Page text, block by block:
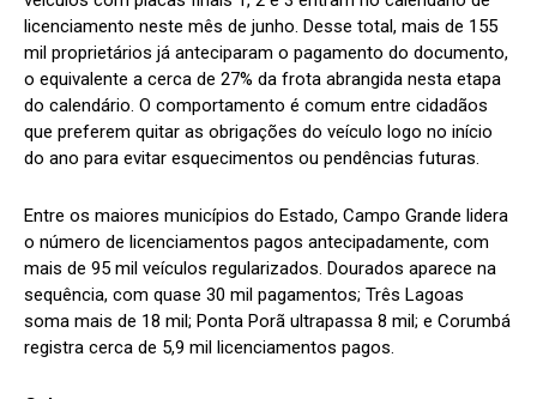
licenciamento neste mês de junho. Desse total, mais de 155
mil proprietários já anteciparam o pagamento do documento,
o equivalente a cerca de 27% da frota abrangida nesta etapa
do calendário. O comportamento é comum entre cidadãos
que preferem quitar as obrigações do veículo logo no início
do ano para evitar esquecimentos ou pendências futuras.
Entre os maiores municípios do Estado, Campo Grande lidera
o número de licenciamentos pagos antecipadamente, com
mais de 95 mil veículos regularizados. Dourados aparece na
sequência, com quase 30 mil pagamentos; Três Lagoas
soma mais de 18 mil; Ponta Porã ultrapassa 8 mil; e Corumbá
registra cerca de 5,9 mil licenciamentos pagos.